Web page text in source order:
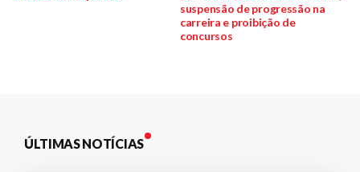
suspensão de progressão na
carreira e proibição de
concursos
ÚLTIMAS NOTÍCIAS